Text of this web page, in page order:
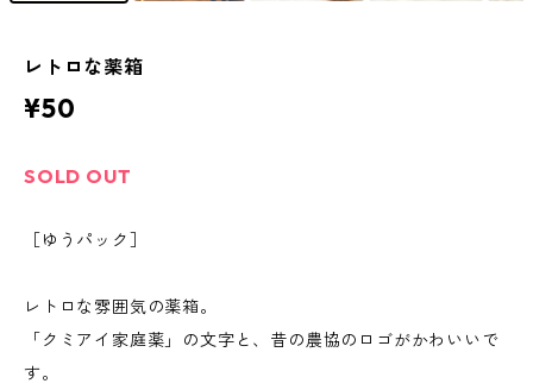
レトロな薬箱
¥50
SOLD OUT
［ゆうパック］
レトロな雰囲気の薬箱。
「クミアイ家庭薬」の文字と、昔の農協のロゴがかわいいで
す。